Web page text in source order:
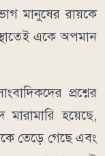
মানুষের রায়কে
একে অপমান
প্রশ্নের
হয়েছে,
তেড়ে গেছে এবং